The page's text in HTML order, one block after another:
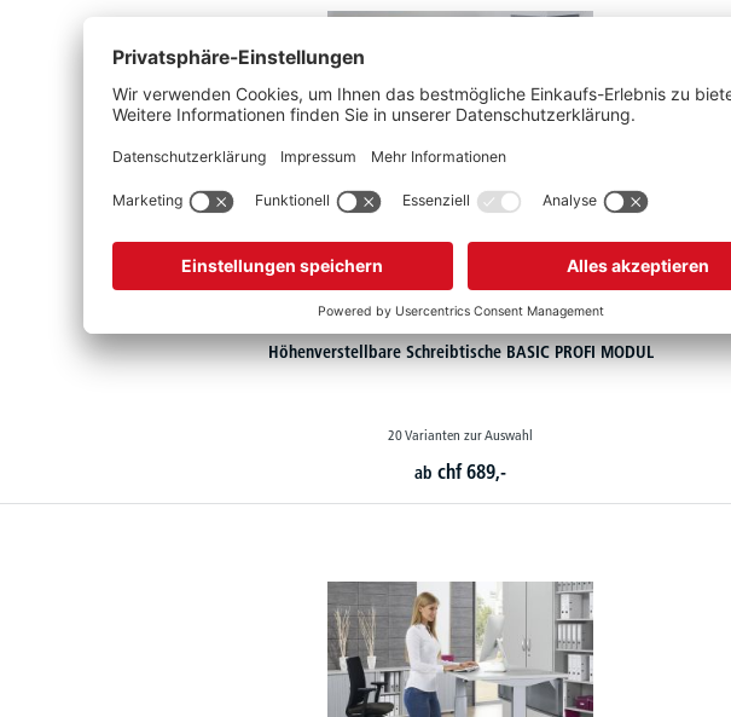
Höhenverstellbare Schreibtische BASIC PROFI MODUL
20 Varianten zur Auswahl
ab chf 689,-